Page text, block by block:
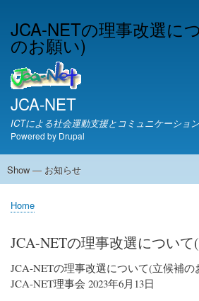
to
main
JCA-NETの理事改選に
のお願い)
JCA-NET
ICTによる社会運動支援とコミュニケーショ
Powered by Drupal
お
ら
Show — お知らせ
JCA-NETからのお知らせ
Breadcrumb
Home
JCA-NETの理事改選につい
JCA-NETの理事改選について(立候補の
JCA-NET理事会 2023年6月13日